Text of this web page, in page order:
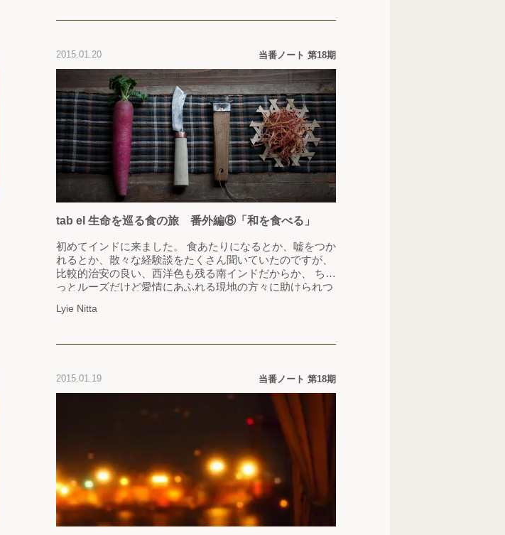
2015.01.20 当番ノート 第18期
tab el 生命を巡る食の旅 番外編⑧「和を食べる」
初めてインドに来ました。 食あたりになるとか、嘘をつか
れるとか、散々な経験談をたくさん聞いていたのですが、
比較的治安の良い、西洋色も残る南インドだからか、 ちょ
っとルーズだけど愛情にあふれる現地の方々に助けられつ
住み、それぞれの宗教も違う。 人口の３０〜４０％ほどが
Lyie Nitta
2015.01.19 当番ノート 第18期